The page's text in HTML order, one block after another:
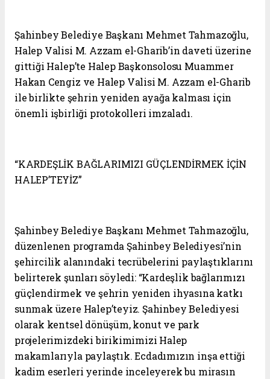
Şahinbey Belediye Başkanı Mehmet Tahmazoğlu,
Halep Valisi M. Azzam el-Gharib’in daveti üzerine
gittiği Halep’te Halep Başkonsolosu Muammer
Hakan Cengiz ve Halep Valisi M. Azzam el-Gharib
ile birlikte şehrin yeniden ayağa kalması için
önemli işbirliği protokolleri imzaladı.
“KARDEŞLİK BAĞLARIMIZI GÜÇLENDİRMEK İÇİN
HALEP’TEYİZ”
Şahinbey Belediye Başkanı Mehmet Tahmazoğlu,
düzenlenen programda Şahinbey Belediyesi’nin
şehircilik alanındaki tecrübelerini paylaştıklarını
belirterek şunları söyledi: “Kardeşlik bağlarımızı
güçlendirmek ve şehrin yeniden ihyasına katkı
sunmak üzere Halep’teyiz. Şahinbey Belediyesi
olarak kentsel dönüşüm, konut ve park
projelerimizdeki birikimimizi Halep
makamlarıyla paylaştık. Ecdadımızın inşa ettiği
kadim eserleri yerinde inceleyerek bu mirasın